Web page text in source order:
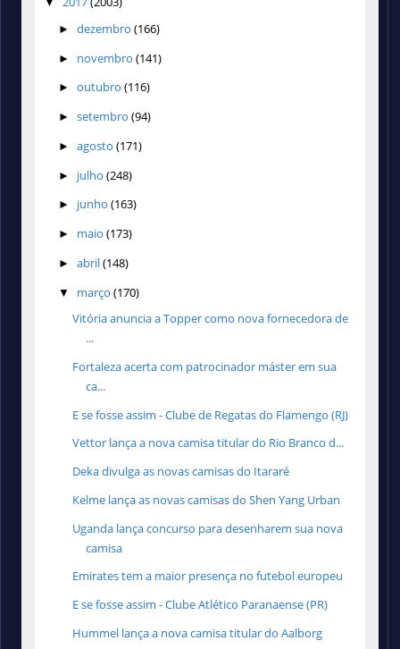
► dezembro (166)
► novembro (141)
► outubro (116)
► setembro (94)
► agosto (171)
► julho (248)
► junho (163)
► maio (173)
► abril(148)
▼ março (170)
Vitória anuncia a Topper como nova fornecedora de
...
Fortaleza acerta com patrocinador máster em sua
ca...
E se fosse assim - Clube de Regatas do Flamengo (RJ)
Vettor lança a nova camisa titular do Rio Branco d...
Deka divulga as novas camisas do Itararé
Kelme lança as novas camisas do Shen Yang Urban
Uganda lança concurso para desenharem sua nova
camisa
Emirates tem a maior presença no futebol europeu
E se fosse assim - Clube Atlético Paranaense (PR)
Hummel lança a nova camisa titular do Aalborg